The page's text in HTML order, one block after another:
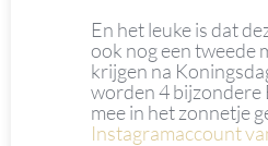
En het leuke is dat
ook nog een tweede
krijgen na
worden 4 bijzondere
mee in het zonnetje
Instagramaccount